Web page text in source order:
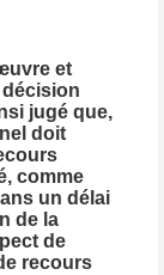
et
jugé que,
doit
comme
un délai
de la
de
recours